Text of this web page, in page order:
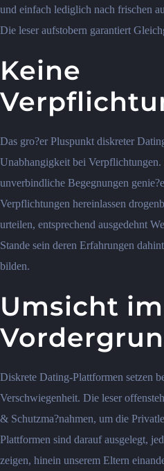
und einfach lediglich nach frischen
Die leser aufstobern garantiert
Keine
Das gro?er Pluspunkt diskreter
Unabhangigkeit bei
unverbindliche Begegnungen
Verpflichtungen hereinlassen
urteilen, entsprechend ausgedehnt
Stande sein deren Erfahrungen
bilden.
Umsicht im
Diskrete Dating-Plattformen setzen
Verschwiegenheit. Die leser
& Schutzma?nahmen, um die
Plattformen sind darauf ausgelegt,
zeigen, hinein unserem Eltern